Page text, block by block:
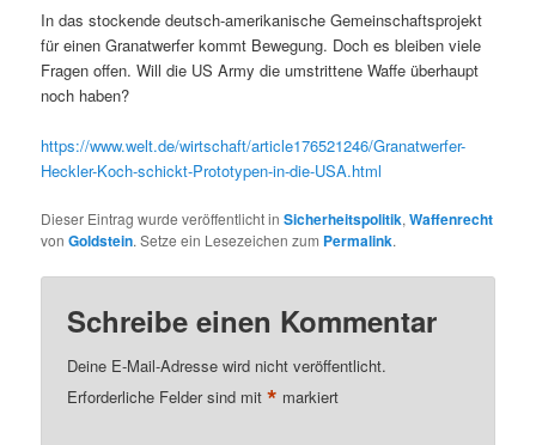
In das stockende deutsch-amerikanische Gemeinschaftsprojekt
für einen Granatwerfer kommt Bewegung. Doch es bleiben viele
Fragen offen. Will die US Army die umstrittene Waffe überhaupt
noch haben?
https://www.welt.de/wirtschaft/article176521246/Granatwerfer-
Heckler-Koch-schickt-Prototypen-in-die-USA.html
Dieser Eintrag wurde veröffentlicht inSicherheitspolitik,Waffenrecht
vonGoldstein. Setze ein Lesezeichen zum Permalink.
Schreibe einen Kommentar
Deine E-Mail-Adresse wird nicht veröffentlicht.
Erforderliche Felder sind mit* markiert